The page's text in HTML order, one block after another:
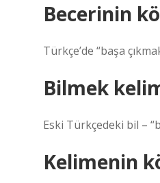
Becerinin
Türkçe’de “başa
Bilmek
Eski Türkçedeki bil –
Kelimenin